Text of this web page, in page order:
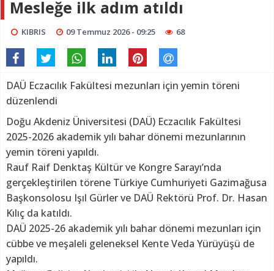
Mesleğe ilk adım atıldı
KIBRIS 09 Temmuz 2026 - 09:25 68
DAÜ Eczacılık Fakültesi mezunları için yemin töreni
düzenlendi
Doğu Akdeniz Üniversitesi (DAÜ) Eczacılık Fakültesi
2025-2026 akademik yılı bahar dönemi mezunlarının
yemin töreni yapıldı.
Rauf Raif Denktaş Kültür ve Kongre Sarayı’nda
gerçekleştirilen törene Türkiye Cumhuriyeti Gazimağusa
Başkonsolosu Işıl Gürler ve DAÜ Rektörü Prof. Dr. Hasan
Kılıç da katıldı.
DAÜ 2025-26 akademik yılı bahar dönemi mezunları için
cübbe ve meşaleli geleneksel Kente Veda Yürüyüşü de
yapıldı.